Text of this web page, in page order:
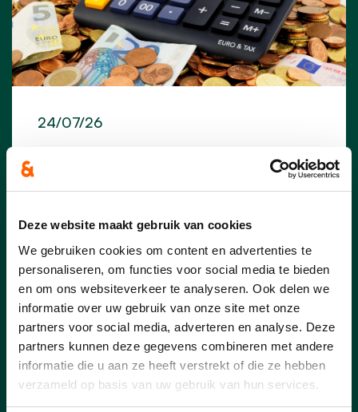
Deze website maakt gebruik van cookies
We gebruiken cookies om content en advertenties te
personaliseren, om functies voor social media te bieden
en om ons websiteverkeer te analyseren. Ook delen we
informatie over uw gebruik van onze site met onze
partners voor social media, adverteren en analyse. Deze
partners kunnen deze gegevens combineren met andere
informatie die u aan ze heeft verstrekt of die ze hebben
verzameld op basis van uw gebruik van hun services.
24/07/26
Acht maanden na de goedkeuring van het
meerjarenplan wordt voor veel inwoners
van Essen de impact van de gewijzigde
gemeentelijke belastingen stilaan
concreet. Heel wat inwoners kregen de
voorbije weken hun aanslagbiljet voor de
onroerende voorheffing in de bus en
stellen vast dat het te betalen bedrag
duidelijk hoger ligt. Ook verhuurders en